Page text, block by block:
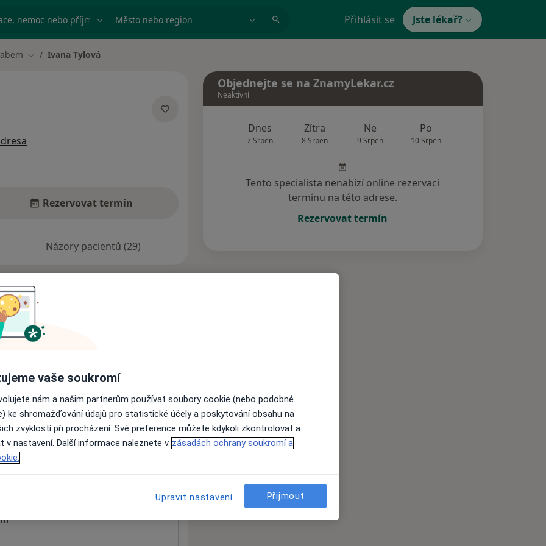
nemoc nebo příjmení Město nebo region Přihlásit se Jste lékař?
Změna města
Ivana Tylová
Rezervovat termín
Názory pacientů (29)
nejsou k dispozici
informace o svých službách.
Objednejte se na ZnamyLekar.cz
Neaktivní
Dnes
7 Srpen
Zítra
8 Srpen
Ne
9 Srpen
Po
10 Srpen
Tento specialista nenabízí online rezervaci
termínu na této adrese.
Rezervovat termín
vaše soukromí
nám a našim partnerům používat soubory cookie (nebo podobné
ke shromažďování údajů pro statistické účely a poskytování obsahu na
zvyklostí při procházení. Své preference můžete kdykoli zkontrolovat a
v nastavení. Další informace naleznete v zásadách ochrany soukromí a
Upravit nastavení Přijmout